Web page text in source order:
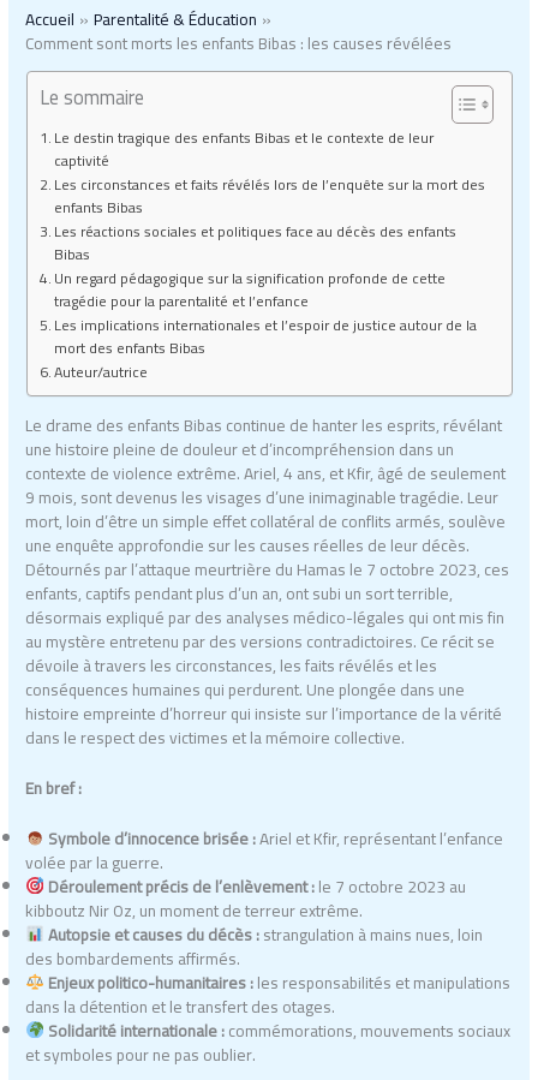
Accueil
Parentalité & Éducation
Comment sont morts les enfants Bibas : les causes révélées
Le sommaire
Le destin tragique des enfants Bibas et le contexte de leur
captivité
Les circonstances et faits révélés lors de l’enquête sur la mort des
enfants Bibas
Les réactions sociales et politiques face au décès des enfants
Bibas
Un regard pédagogique sur la signification profonde de cette
tragédie pour la parentalité et l’enfance
Les implications internationales et l’espoir de justice autour de la
mort des enfants Bibas
Auteur/autrice
Le drame des enfants Bibas continue de hanter les esprits, révélant
une histoire pleine de douleur et d’incompréhension dans un
contexte de violence extrême. Ariel, 4 ans, et Kfir, âgé de seulement
9 mois, sont devenus les visages d’une inimaginable tragédie. Leur
mort, loin d’être un simple effet collatéral de conflits armés, soulève
une enquête approfondie sur les causes réelles de leur décès.
Détournés par l’attaque meurtrière du Hamas le 7 octobre 2023, ces
enfants, captifs pendant plus d’un an, ont subi un sort terrible,
désormais expliqué par des analyses médico-légales qui ont mis fin
au mystère entretenu par des versions contradictoires. Ce récit se
dévoile à travers les circonstances, les faits révélés et les
conséquences humaines qui perdurent. Une plongée dans une
histoire empreinte d’horreur qui insiste sur l’importance de la vérité
dans le respect des victimes et la mémoire collective.
En bref :
Symbole d’innocence brisée :Ariel et Kfir, représentant l’enfance
volée par la guerre.
Déroulement précis de l’enlèvement :le 7 octobre 2023 au
kibboutz Nir Oz, un moment de terreur extrême.
Autopsie et causes du décès :strangulation à mains nues, loin
des bombardements affirmés.
Enjeux politico-humanitaires :les responsabilités et manipulations
dans la détention et le transfert des otages.
Solidarité internationale :commémorations, mouvements sociaux
et symboles pour ne pas oublier.